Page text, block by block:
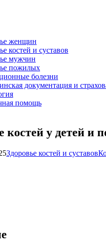
женщин
костей и суставов
мужчин
пожилых
болезни
документация и
помощь
костей у детей и
Здоровье костей и суставов